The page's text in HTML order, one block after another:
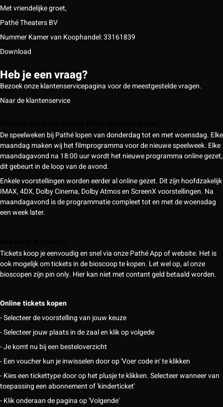
Met vriendelijke groet,
Pathé Theaters BV
Nummer Kamer van Koophandel: 33161839
Download
Heb je een vraag?
Bezoek onze klantenservicepagina voor de meestgestelde vragen.
Naar de klantenservice
De speelweken bij Pathé lopen van donderdag tot en met woensdag. Elke
maandag maken wij het filmprogramma voor de nieuwe speelweek. Elke
maandagavond na 18:00 uur wordt het nieuwe programma online gezet,
dit gebeurt in de loop van de avond.
Enkele voorstellingen worden eerder al online gezet. Dit zijn hoofdzakelijk
IMAX, 4DX, Dolby Cinema, Dolby Atmos en ScreenX voorstellingen. Na
maandagavond is de programmatie compleet tot en met de woensdag
een week later.
Tickets koop je eenvoudig en snel via onze Pathé App of website. Het is
ook mogelijk om tickets in de bioscoop te kopen. Let wel op, al onze
bioscopen zijn pin only. Hier kan niet met contant geld betaald worden.
Online tickets kopen
- Selecteer de voorstelling van jouw keuze
- Selecteer jouw plaats in de zaal en klik op volgede
- Je komt nu bij een besteloverzicht
- Een voucher kun je inwisselen door op 'Voer code in' te klikken
- Kies een tickettype door op het plusje te klikken. Selecteer wanneer van
toepassing een abonnement of 'kinderticket'
- Klik onderaan de pagina op 'Volgende'